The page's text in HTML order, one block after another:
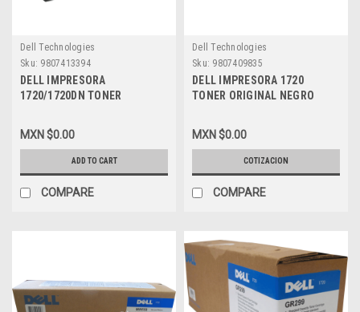
Dell Technologies
Sku: 9807413394
DELL IMPRESORA
1720/1720DN TONER
NEW NEGRO (6K PGS) ALTA
CAPACIDAD DELL MSE 310-
8707, GR332, 310-8709,
PY449, 310-8706, MW559,
310-8708, RP441, 310-8700,
310-8702, 310-8699, 310-8701
MXN $0.00
ADD TO CART
COMPARE
Dell Technologies
Sku: 9807409835
DELL IMPRESORA 1720
TONER ORIGINAL NEGRO
NEW DELL, PY408, MW559,
310-8699
MXN $0.00
COTIZACION
COMPARE